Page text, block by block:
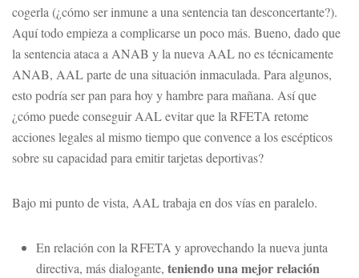
cogerla (¿cómo ser inmune a una sentencia tan desconcertante?).
Aquí todo empieza a complicarse un poco más. Bueno, dado que
la sentencia ataca a ANAB y la nueva AAL no es técnicamente
ANAB, AAL parte de una situación inmaculada. Para algunos,
esto podría ser pan para hoy y hambre para mañana. Así que
¿cómo puede conseguir AAL evitar que la RFETA retome
acciones legales al mismo tiempo que convence a los escépticos
sobre su capacidad para emitir tarjetas deportivas?
Bajo mi punto de vista, AAL trabaja en dos vías en paralelo.
En relación con la RFETA y aprovechando la nueva junta
directiva, más dialogante, teniendo una mejor relación